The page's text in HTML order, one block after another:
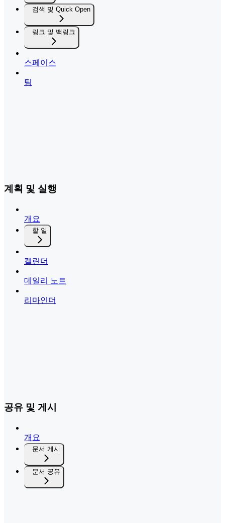
검색 및 Quick Open
링크 및 백링크
스페이스
팀
계획 및 실행
개요
할 일
캘린더
데일리 노트
리마인더
공유 및 게시
개요
문서 게시
문서 공유